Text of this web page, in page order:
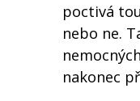
poctivá
nebo ne.
nakonec